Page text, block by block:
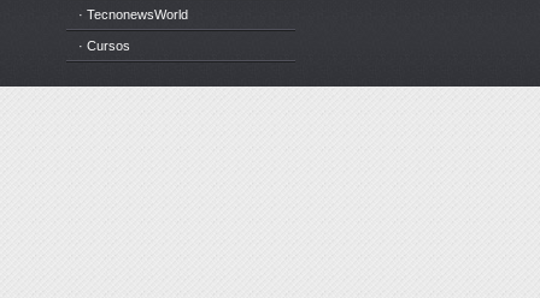
· TecnonewsWorld
· Cursos